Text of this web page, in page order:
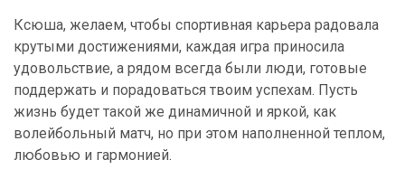
Ксюша, желаем, чтобы спортивная карьера радовала
крутыми достижениями, каждая игра приносила
удовольствие, а рядом всегда были люди, готовые
поддержать и порадоваться твоим успехам. Пусть
жизнь будет такой же динамичной и яркой, как
волейбольный матч, но при этом наполненной теплом,
любовью и гармонией.